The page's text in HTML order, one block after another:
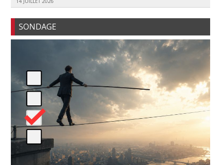
SONDAGE